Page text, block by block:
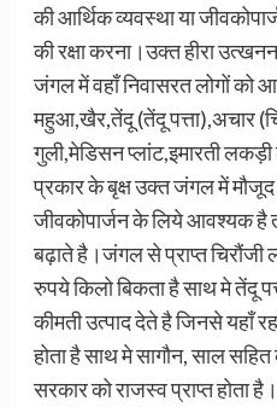
की आर्थिक व्यवस्था या
की रक्षा करना।उक्त हीरा
जंगल में वहाँ निवासरत लोगों को
महुआ,खैर,तेंदू (तेंदू पत्ता),अचार
गुली,मेडिसन प्लांट,इमारती
प्रकार के बृक्ष उक्त जंगल में मौजूद
जीवकोपार्जन के लिये आवश्यक है
बढ़ाते है।जंगल से प्राप्त
रुपये किलो बिकता है साथ मे तेंदू
कीमती उत्पाद देते है जिनसे यहाँ
होता है साथ मे सागौन, साल
सरकार को राजस्व प्राप्त होता